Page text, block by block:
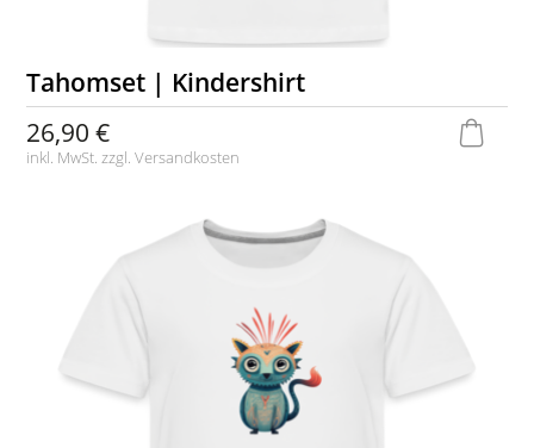
Tahomset | Kindershirt
26,90 €
inkl. MwSt. zzgl.Versandkosten